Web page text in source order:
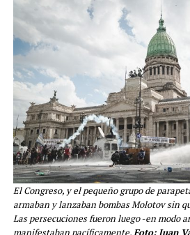
El Congreso, y el pequeño grupo de
armaban y lanzaban bombas Molotov sin
Las persecuciones fueron luego -en modo
manifestaban pacíficamente.Foto: Juan